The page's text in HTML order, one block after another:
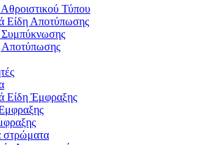
Αθροιστικού Τύπου
Είδη Αποτύπωσης
Συμπύκνωσης
Αποτύπωσης
Είδη Έμφραξης
στρώματα